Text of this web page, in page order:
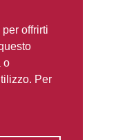
offrirti
o
Per